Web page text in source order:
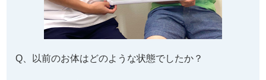
Q、以前のお体はどのような状態でしたか？